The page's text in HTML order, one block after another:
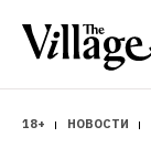
18+ НОВОСТИ